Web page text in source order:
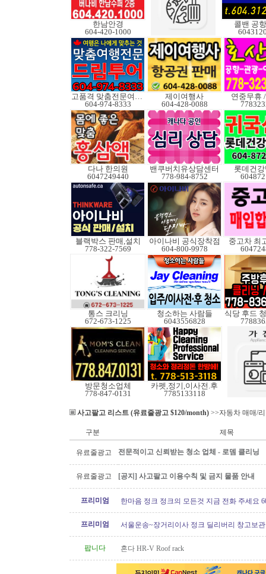
한남안경
604-420-1000
콜밴 공
고품격 맞춤전문여행사
604-974-8333
제이여행사
604-428-0088
연중무휴
다나 한의원
6047249440
밴쿠버치유상담센터
778-984-8752
롯데건
블랙박스 판매,설치
778-322-7569
아이나비 공식장착점
604-800-9978
중고차 최
통스 크리닝
672-673-1225
청소하는 사람들
6043556828
식당 후드
방문청소업체
778-847-0131
카펫,정기,이사전.후
7785133118
사고팔고 리스트 (유료줄광고 $120/month) >>자동차 매매/
구분 제목
유료줄광고 전문적이고 신뢰받는 청소 업체 - 로뎀 클리닝
유료줄광고 [공지] 사고팔고 이용수칙 및 금지 물품 안내
프리미엄 한마음 정크 정크의 모든것 지금 전화 주세요
프리미엄
서울운송~장거리이사 정크 딜리버리 창고보관
팝니다
혼다 HR-V Roof rack